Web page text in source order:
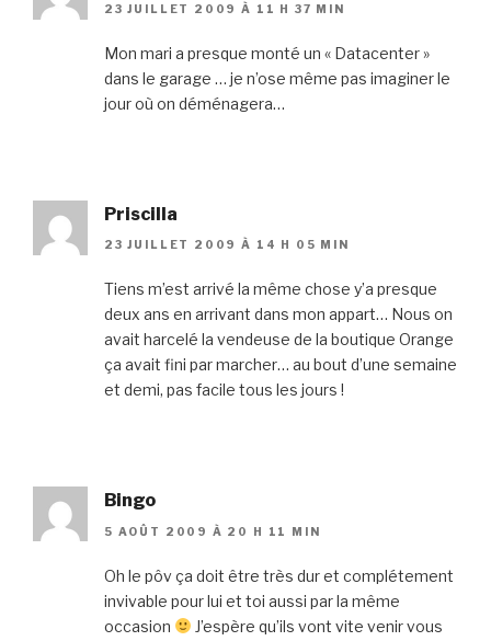
23 JUILLET 2009 À 11 H 37 MIN
Mon mari a presque monté un « Datacenter »
dans le garage … je n’ose même pas imaginer le
jour où on déménagera…
Priscilla
23 JUILLET 2009 À 14 H 05 MIN
Tiens m’est arrivé la même chose y’a presque
deux ans en arrivant dans mon appart… Nous on
avait harcelé la vendeuse de la boutique Orange
ça avait fini par marcher… au bout d’une semaine
et demi, pas facile tous les jours !
Bingo
5 AOÛT 2009 À 20 H 11 MIN
Oh le pôv ça doit être très dur et complétement
invivable pour lui et toi aussi par la même
occasion
J’espère qu’ils vont vite venir vous